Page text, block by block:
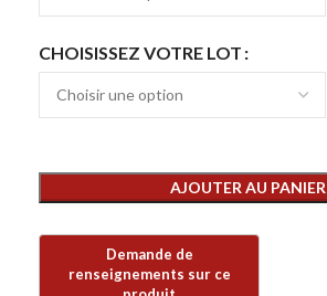
CHOISISSEZ VOTRE LOT
AJOUTER AU PANIER